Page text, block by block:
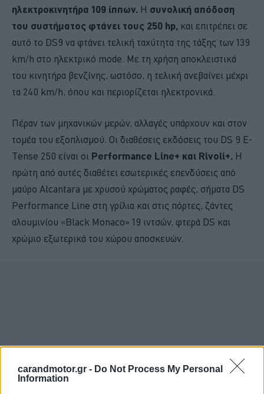
carandmotor.gr - Do Not Process My Personal
Information
ηλεκτροκινητήρα 109 ίππων. Η συνολική απόδοση
του συστήματος φτάνει τους 250 hp, και επιτρέπει σε
αυτό το DS9 να φτάνει τελική ταχύτητα της τάξης των 139
km/h στο ηλεκτρικό mode. Με τη χρήση αποκλειστικά
του κινητήρα βενζίνης, ωστόσο, η τελική ανεβαίνει μέχρι
τα 240 km/h, όπου και περιορίζεται ηλεκτρονικά.
Πέραν των μηχανικών μερών, αλλαγές υπάρχουν και στον
τομέα του εξοπλισμού. Οι διαθέσεις εκδόσεις του DS 9 E-
Tense 250 είναι οι Performance Line+ και Rivoli+. Η
πρώτη από αυτές διαθέτει εσωτερικές επενδύσεις από
μαύρο Alcantara με χρυσού χρώματος ραφές, σήματα DS
Performance Line στη γρίλια και στις πόρτες, ζάντες
αλουμινίου «Black Monaco» 19 ιντσών, φτερά DS και
χρώμιο εξωτερικά του χώρου αποσκευών.